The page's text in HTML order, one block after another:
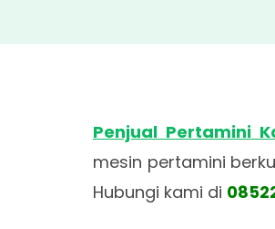
Penjual Pertamini
mesin pertamini
Hubungi kami di